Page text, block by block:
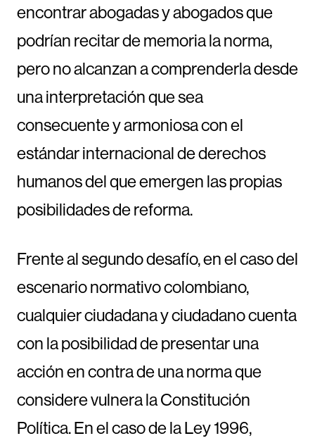
encontrar abogadas y abogados que
podrían recitar de memoria la norma,
pero no alcanzan a comprenderla desde
una interpretación que sea
consecuente y armoniosa con el
estándar internacional de derechos
humanos del que emergen las propias
posibilidades de reforma.
Frente al segundo desafío, en el caso del
escenario normativo colombiano,
cualquier ciudadana y ciudadano cuenta
con la posibilidad de presentar una
acción en contra de una norma que
considere vulnera la Constitución
Política. En el caso de la Ley 1996,